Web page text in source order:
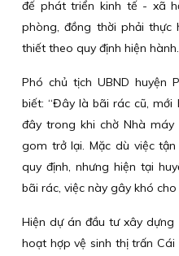
đế phát triển kinh tế - xã
phòng, đồng thời phải thực
thiết theo quy định hiện hành.
Phó chủ tịch UBND huyện
biết: “Đây là bãi rác cũ,
đây trong khi chờ Nhà
gom trở lại. Mặc dù việc
quy định, nhưng hiện tại
bãi rác, việc này gây khó
Hiện dự án đầu tư xây
hoạt hợp vệ sinh thị trấn